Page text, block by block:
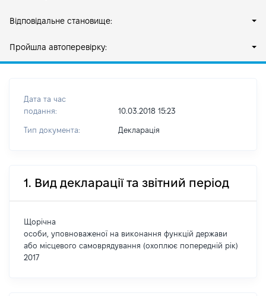
Відповідальне становище:
Пройшла автоперевірку:
Дата та час
подання:
10.03.2018 15:23
Тип документа: Декларація
1. Вид декларації та звітний період
Щорічна
особи, уповноваженої на виконання функцій держави
або місцевого самоврядування (охоплює попередній рік)
2017